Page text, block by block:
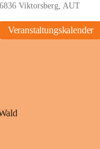
Viktorsberg, AUT
Veranstaltungskalender